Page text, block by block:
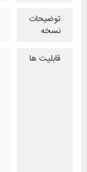
توضیحات
نسخه
قابلیت ها